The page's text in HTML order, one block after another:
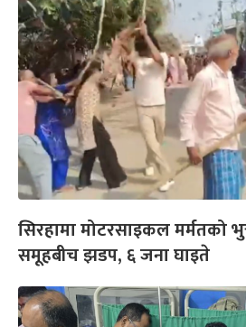
सिरहामा मोटरसाइकल मर्मतको
समूहबीच झडप, ६ जना घाइते